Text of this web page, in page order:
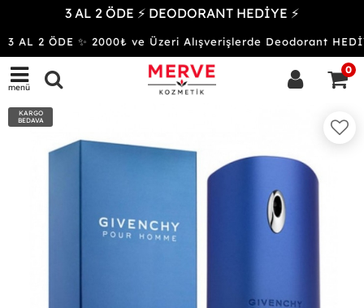
3 AL 2 ÖDE ⚡ DEODORANT HEDİYE ⚡
AL 2 ÖDE ✨ 2000₺ ve Üzeri Alışverişlerde Deodorant
menü
0
KARGO
BEDAVA